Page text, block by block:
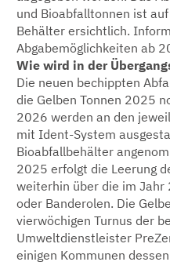
und Bioabfalltonnen ist
Behälter ersichtlich.
Abgabemöglichkeiten ab
Wie wird in der
Die neuen bechippten
die Gelben Tonnen 2025
2026 werden an den
mit Ident-System
Bioabfallbehälter
2025 erfolgt die Leerung
weiterhin über die im
oder Banderolen. Die
vierwöchigen Turnus der
Umweltdienstleister
einigen Kommunen